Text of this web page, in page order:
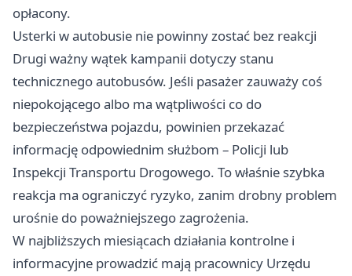
opłacony.
Usterki w autobusie nie powinny zostać bez reakcji
Drugi ważny wątek kampanii dotyczy stanu
technicznego autobusów. Jeśli pasażer zauważy coś
niepokojącego albo ma wątpliwości co do
bezpieczeństwa pojazdu, powinien przekazać
informację odpowiednim służbom – Policji lub
Inspekcji Transportu Drogowego. To właśnie szybka
reakcja ma ograniczyć ryzyko, zanim drobny problem
urośnie do poważniejszego zagrożenia.
W najbliższych miesiącach działania kontrolne i
informacyjne prowadzić mają pracownicy Urzędu